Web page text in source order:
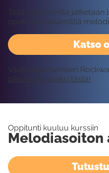
Katso
Tällä oppitunnilla
opettelua lisäämällä
Vaatii kirjautumisen
päivää ilmaiseksi tästä!
Oppitunti kuuluu kurssiin